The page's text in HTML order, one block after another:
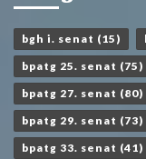
bgh i. senat (15)
bpatg 25. senat (75)
bpatg 27. senat (80)
bpatg 29. senat (73)
bpatg 33. senat (41)